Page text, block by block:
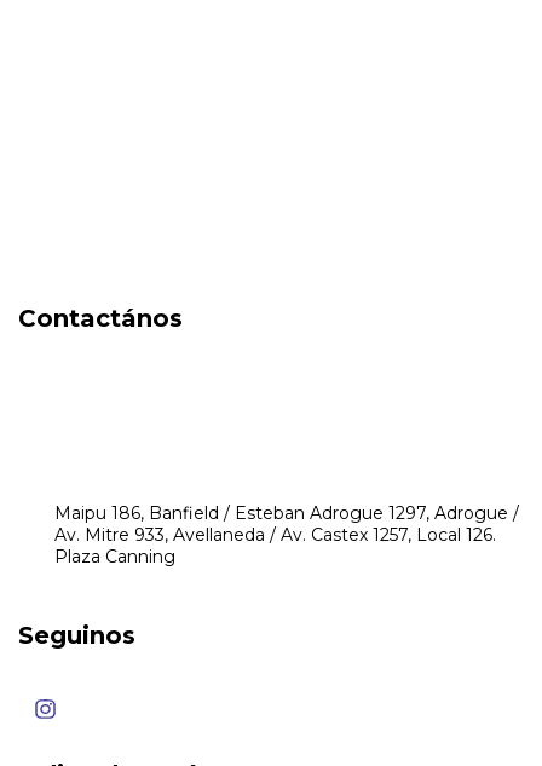
Contactános
Maipu 186, Banfield / Esteban Adrogue 1297, Adrogue /
Av. Mitre 933, Avellaneda / Av. Castex 1257, Local 126.
Plaza Canning
Seguinos